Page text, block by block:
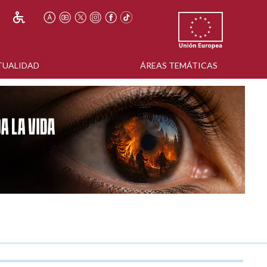
ÁREAS TEMÁTICAS